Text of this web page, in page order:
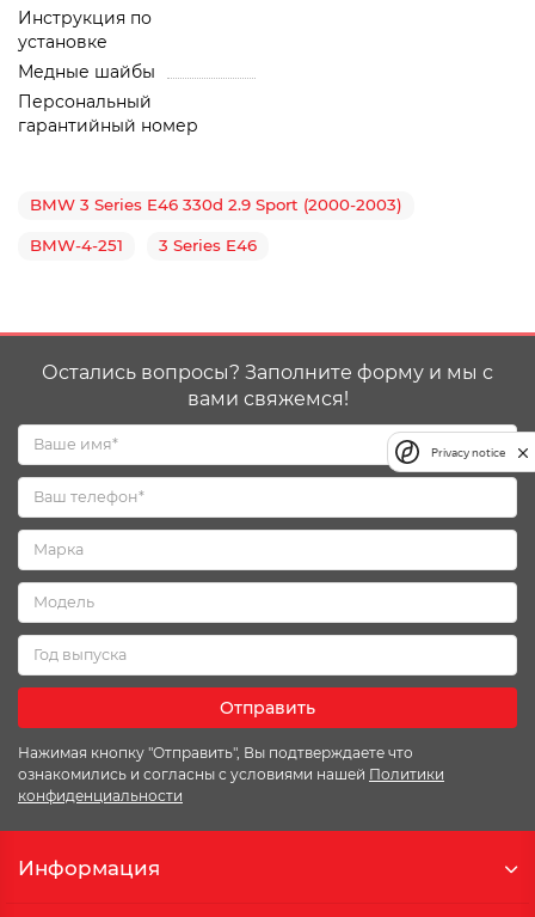
Инструкция по
установке
Медные шайбы
Персональный
гарантийный номер
BMW 3 Series E46 330d 2.9 Sport (2000-2003)
BMW-4-251 3 Series E46
Остались вопросы? Заполните форму и мы с
вами свяжемся!
Отправить
Нажимая кнопку "Отправить", Вы подтверждаете что
ознакомились и согласны с условиями нашей Политики
конфиденциальности
Информация
Privacy notice